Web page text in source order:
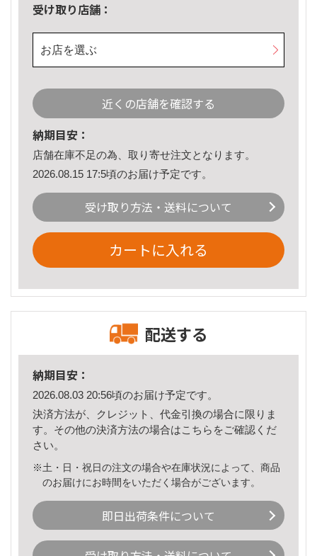
受け取り店舗：
お店を選ぶ
近くの店舗を確認する
納期目安：
店舗在庫不足の為、取り寄せ注文となります。
2026.08.15 17:5頃のお届け予定です。
受け取り方法・送料について
カートに入れる
配送する
納期目安：
2026.08.03 20:56頃のお届け予定です。
決済方法が、クレジット、代金引換の場合に限りま
す。その他の決済方法の場合はこちら をご確認くだ
さい。
※土・日・祝日の注文の場合や在庫状況によって、商品
のお届けにお時間をいただく場合がございます。
即日出荷条件について